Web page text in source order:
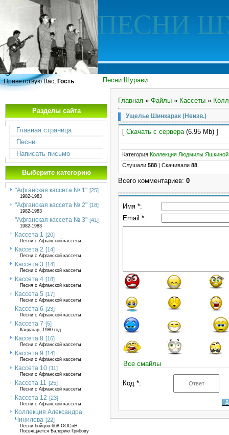
ПЕСНИ
Песни Шурави
Приветствую Вас, Гость
Разделы сайта
Главная страница
Песни
Написать письмо
Выберите категорию
"Афганская кассета № 1" [25]
1982-1983
"Афганская кассета № 2" [18]
1982-1983
"Афганская кассета № 3" [41]
1982-1983
Кассета 1 [20]
Песни с Афганской кассеты
Кассета 2 [14]
Песни с Афганской кассеты
Кассета 3 [14]
Песни с Афганской кассеты
Кассета 4 [18]
Песня с Афганской кассеты
Кассета 5 [17]
Песни с Афганской кассеты
Кассета 6 [23]
Песни с Афганской кассеты
Кассета 7 [5]
Кандагар, 1980 год
Кассета 8 [16]
Песни с Афганской кассеты
Кассета 9 [14]
Песни с Афганской кассеты
Кассета 10 [11]
Песни с Афганской кассеты
Кассета 11 [25]
Песни с Афганской кассеты
Кассета 12 [23]
Песни с Афганской кассеты
Коллекция Александра
Чинилова [22]
Песни бойцов 668 ООСпН.
Посвящается Валерию Грибову
Главная » Файлы » Кассеты »
Ущелье Шинкарак (Неизв.)
[ Скачать с сервера(6.95 Mb) ]
Категория Коллекция Людмилы Яшкиной
Слушали 588 Скачивали 88
Всего комментариев: 0
Имя *:
Email *:
Все смайлы
Код *: